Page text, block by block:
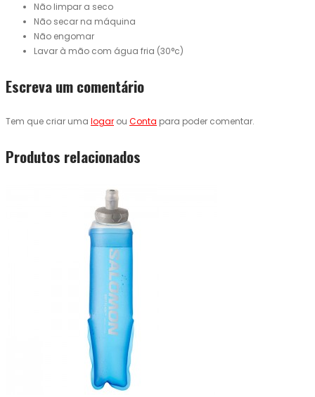
Não limpar a seco
Não secar na máquina
Não engomar
Lavar à mão com água fria (30°c)
Escreva um comentário
Tem que criar uma logar ou Conta para poder comentar.
Produtos relacionados